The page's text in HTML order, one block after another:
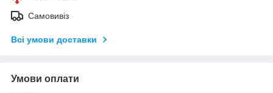
Самовивіз
Всі умови доставки
Умови оплати